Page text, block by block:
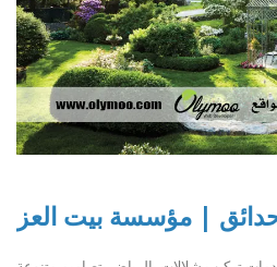
| مؤسسة بيت العز